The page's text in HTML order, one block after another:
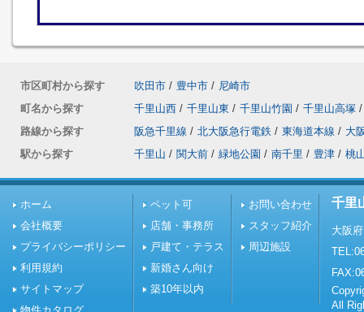
市区町村から探す 吹田市 / 豊中市 / 尼崎市
町名から探す
千里山西 / 千里山東 / 千里山竹園 / 千里山高塚 /
路線から探す
阪急千里線 / 北大阪急行電鉄 / 東海道本線 / 大
駅から探す
千里山 / 関大前 / 緑地公園 / 南千里 / 豊津 / 桃
ホーム
会社概要
プライバシーポリシー
利用規約
サイトマップ
ペット可
店舗・事務所
戸建て・テラス
新婚さん向け
築10年以内
お問い合わせ
スタッフ紹介
周辺施設
千里
大阪
All